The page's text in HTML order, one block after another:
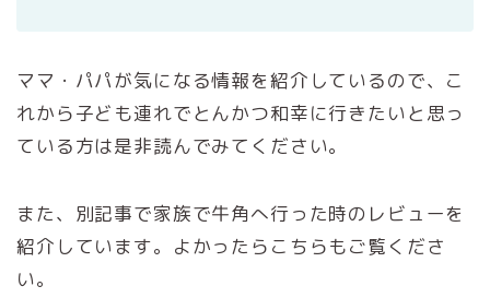
ママ・パパが気になる情報を紹介しているので、こ
れから子ども連れでとんかつ和幸に行きたいと思っ
ている方は是非読んでみてください。
また、別記事で家族で牛角へ行った時のレビューを
紹介しています。よかったらこちらもご覧くださ
い。